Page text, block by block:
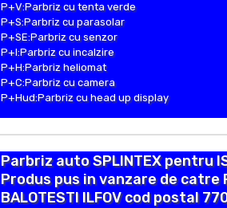
P+V:Parbriz cu tenta verde
P+S:Parbriz cu parasolar
P+SE:Parbriz cu senzor
P+I:Parbriz cu incalzire
P+H:Parbriz heliomat
P+C:Parbriz cu camera
P+Hud:Parbriz cu head up display
Parbriz auto SPLINTEX pentru
Produs pus in vanzare de catre
BALOTESTI ILFOV cod postal